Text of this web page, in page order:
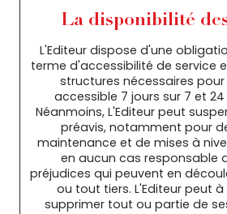
La disponibilité
L'Editeur dispose d'une
terme d'accessibilité de service
structures nécessaires pour
accessible 7 jours sur 7 et 24
Néanmoins, L'Editeur peut
préavis, notamment pour
maintenance et de mises à
en aucun cas responsable
préjudices qui peuvent en
ou tout tiers. L'Editeur peut
supprimer tout ou partie de